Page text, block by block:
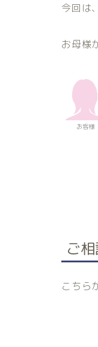
今回は
お母様
お客様
ご
こちら